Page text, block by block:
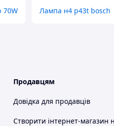
70W Лампа н4 p43t bosch
Продавцям
Довідка для продавців
Створити інтернет-магазин